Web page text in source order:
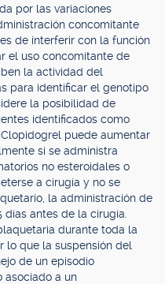
por las variaciones
concomitante
de interferir con la función
el uso concomitante de
la actividad del
para identificar el genotipo
la posibilidad de
identificados como
puede aumentar
si se administra
no esteroidales o
a cirugía y no se
la administración de
antes de la cirugía.
durante toda la
lo que la suspensión del
de un episodio
asociado a un